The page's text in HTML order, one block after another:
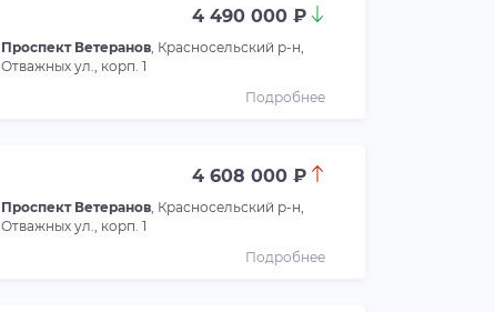
4 490 000 ₽
Проспект Ветеранов, Красносельский р-н,
Отважных ул., корп. 1
Подробнее
4 608 000 ₽
Проспект Ветеранов, Красносельский р-н,
Отважных ул., корп. 1
Подробнее